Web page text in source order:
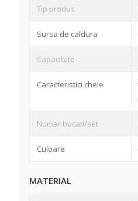
Tip produs
Sursa de caldura
Capacitate
Caracteristici cheie
Numar bucati/set
Culoare
MATERIAL